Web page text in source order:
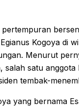
Kogoya di
Menurut
satu
tembak-
yang bernama